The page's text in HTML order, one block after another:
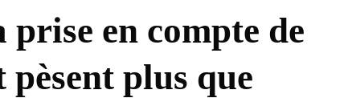
prise en compte de
plus que